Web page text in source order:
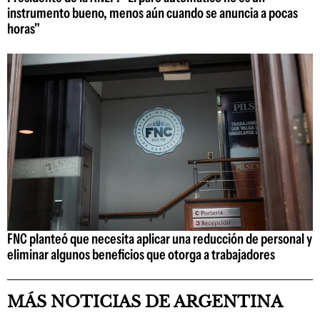
instrumento bueno, menos aún cuando se anuncia a pocas
horas"
FNC planteó que necesita aplicar una reducción de personal y
eliminar algunos beneficios que otorga a trabajadores
MÁS NOTICIAS DE ARGENTINA